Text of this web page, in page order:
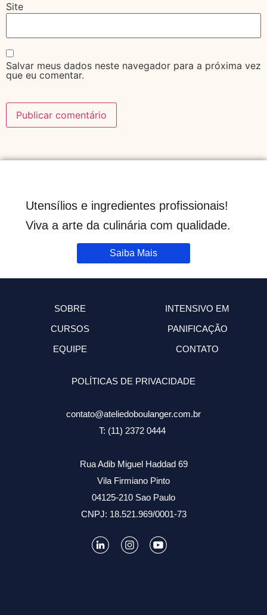
Site
Salvar meus dados neste navegador para a próxima vez
que eu comentar.
Utensílios e ingredientes profissionais!
Viva a arte da culinária com qualidade.
Saiba Mais
SOBRE
CURSOS
EQUIPE
INTENSIVO EM
PANIFICAÇÃO
CONTATO
POLÍTICAS DE PRIVACIDADE
contato@ateliedoboulanger.com.br
T: (11) 2372 0444
Rua Adib Miguel Haddad 69
Vila Firmiano Pinto
04125-210 Sao Paulo
CNPJ: 18.521.969/0001-73